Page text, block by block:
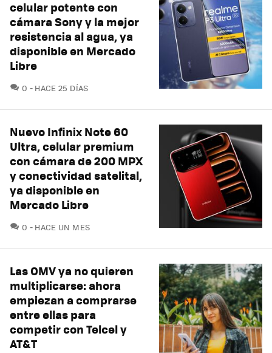
celular potente con
cámara Sony y la mejor
resistencia al agua, ya
disponible en Mercado
Libre
0 COMENTARIOS
HACE 25 DÍAS
Nuevo Infinix Note 60
Ultra, celular premium
con cámara de 200 MPX
y conectividad satelital,
ya disponible en
Mercado Libre
0 COMENTARIOS
HACE UN MES
Las OMV ya no quieren
multiplicarse: ahora
empiezan a comprarse
entre ellas para
competir con Telcel y
AT&T